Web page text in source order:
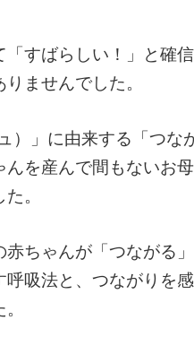
すばらしい！」と確
ませんでした。
）」に由来する「つな
を産んで間もないお
。
ちゃんが「つながる
吸法と、つながりを